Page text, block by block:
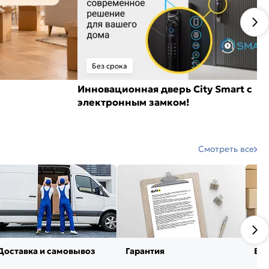
Без срока
Инновационная дверь City Smart с
электронным замком!
Смотреть все
и самовывоз Гарантия